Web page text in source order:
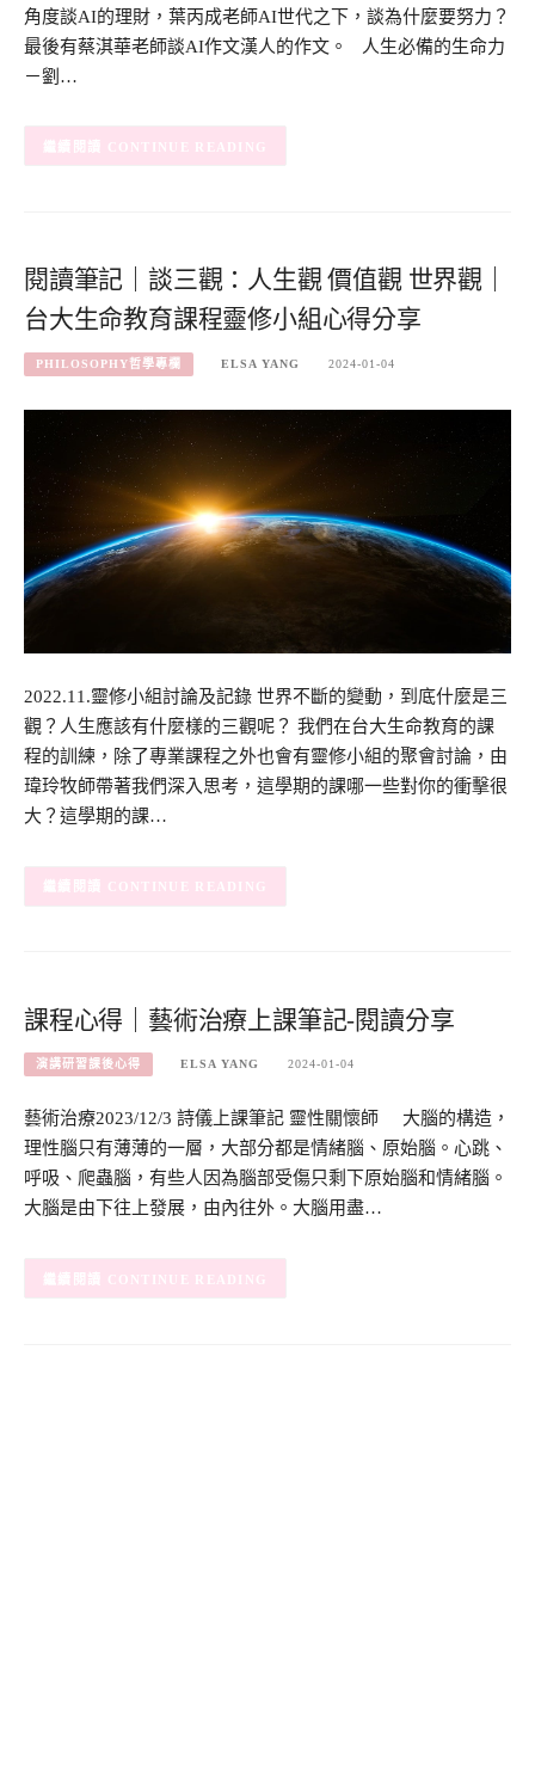
角度談AI的理財，葉丙成老師AI世代之下，談為什麼要努力？
最後有蔡淇華老師談AI作文漢人的作文。 人生必備的生命力
－劉…
CONTINUE READING
閱讀筆記｜談三觀：人生觀 價值觀 世界觀｜
台大生命教育課程靈修小組心得分享
PHILOSOPHY哲學專欄 ELSA YANG 2024-01-04
2022.11.靈修小組討論及記錄 世界不斷的變動，到底什麼是三
觀？人生應該有什麼樣的三觀呢？ 我們在台大生命教育的課
程的訓練，除了專業課程之外也會有靈修小組的聚會討論，由
瑋玲牧師帶著我們深入思考，這學期的課哪一些對你的衝擊很
大？這學期的課…
CONTINUE READING
課程心得｜藝術治療上課筆記-閱讀分享
演講研習課後心得 ELSA YANG 2024-01-04
藝術治療2023/12/3 詩儀上課筆記 靈性關懷師 大腦的構造，
理性腦只有薄薄的一層，大部分都是情緒腦、原始腦。心跳、
呼吸、爬蟲腦，有些人因為腦部受傷只剩下原始腦和情緒腦。
大腦是由下往上發展，由內往外。大腦用盡…
CONTINUE READING